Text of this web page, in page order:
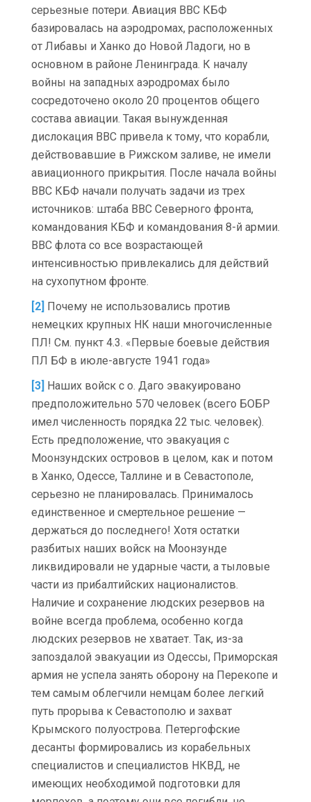
серьезные потери. Авиация ВВС КБФ
базировалась на аэродромах, расположенных
от Либавы и Ханко до Новой Ладоги, но в
основном в районе Ленинграда. К началу
войны на западных аэродромах было
сосредоточено около 20 процентов общего
состава авиации. Такая вынужденная
дислокация ВВС привела к тому, что корабли,
действовавшие в Рижском заливе, не имели
авиационного прикрытия. После начала войны
ВВС КБФ начали получать задачи из трех
источников: штаба ВВС Северного фронта,
командования КБФ и командования 8-й армии.
ВВС флота со все возрастающей
интенсивностью привлекались для действий
на сухопутном фронте.
[2] Почему не использовались против
немецких крупных НК наши многочисленные
ПЛ! См. пункт 4.3. «Первые боевые действия
ПЛ БФ в июле-августе 1941 года»
[3] Наших войск с о. Даго эвакуировано
предположительно 570 человек (всего БОБР
имел численность порядка 22 тыс. человек).
Есть предположение, что эвакуация с
Моонзундских островов в целом, как и потом
в Ханко, Одессе, Таллине и в Севастополе,
серьезно не планировалась. Принималось
единственное и смертельное решение —
держаться до последнего! Хотя остатки
разбитых наших войск на Моонзунде
ликвидировали не ударные части, а тыловые
части из прибалтийских националистов.
Наличие и сохранение людских резервов на
войне всегда проблема, особенно когда
людских резервов не хватает. Так, из-за
запоздалой эвакуации из Одессы, Приморская
армия не успела занять оборону на Перекопе и
тем самым облегчили немцам более легкий
путь прорыва к Севастополю и захват
Крымского полуострова. Петергофские
десанты формировались из корабельных
специалистов и специалистов НКВД, не
имеющих необходимой подготовки для